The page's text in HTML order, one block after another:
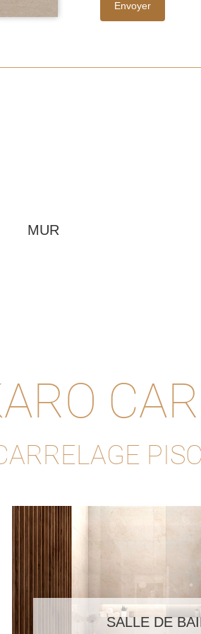
MUR
SALLE DE